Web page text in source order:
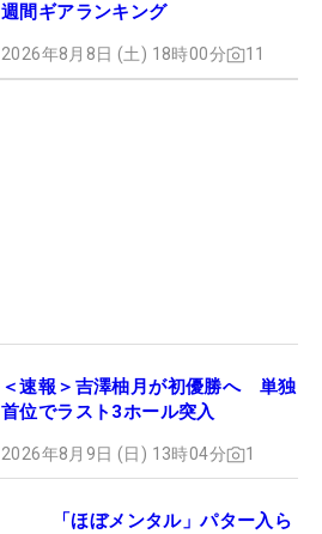
週間ギアランキング
2026年8月8日 (土) 18時00分 11
＜速報＞吉澤柚月が初優勝へ 単独
首位でラスト3ホール突入
2026年8月9日 (日) 13時04分 1
「ほぼメンタル」パター入ら